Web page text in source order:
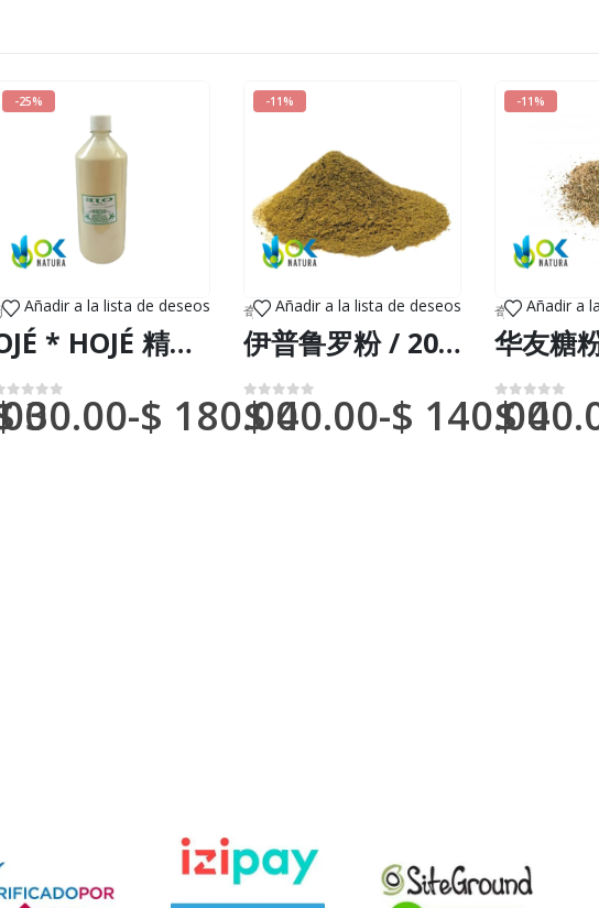
-25%
Añadir a la lista de deseos
新到货物（DHL 或联邦快递） ,精油和香精
OJÉ * HOJÉ 精油 - (Ficus Insipida) / 100% 纯正未稀释
满分 5 分
30.00-$ 180.00
-11%
Añadir a la lista de deseos
奇异的草药 ,新到货物（DHL 或联邦快递）
伊普鲁罗粉 / 200gr at 2kg - (Alchornea Castaneifolia) - 100%天然草本植物叶粉
0满分 5 分
$40.00-$ 140.00
-11%
Añadir a
奇异的草药 ,新
0满分 5 分
$